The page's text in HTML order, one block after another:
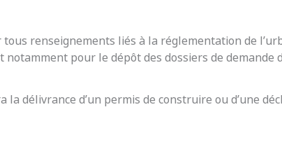
renseignements liés à la réglementation de
pour le dépôt des dossiers de
délivrance d’un permis de construire ou d’une